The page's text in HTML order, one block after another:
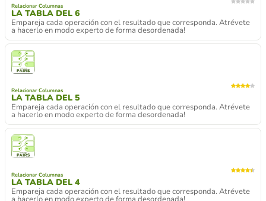
Relacionar Columnas
LA TABLA DEL 6
Empareja cada operación con el resultado que corresponda. Atrévete
a hacerlo en modo experto de forma desordenada!
Relacionar Columnas
LA TABLA DEL 5
Empareja cada operación con el resultado que corresponda. Atrévete
a hacerlo en modo experto de forma desordenada!
Relacionar Columnas
LA TABLA DEL 4
Empareja cada operación con el resultado que corresponda. Atrévete